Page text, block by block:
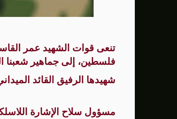
تنعى قوات الشهيد عمر
فلسطين، إلى جماهير شعبنا
شهيدها الرفيق القائد
مسؤول سلاح الإشارة